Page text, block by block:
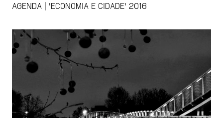
AGENDA | 'ECONOMIA E CIDADE' 2016